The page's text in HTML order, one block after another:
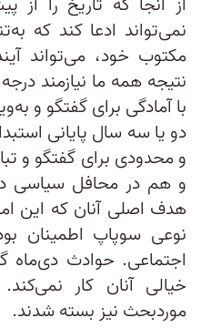
نمی‌تواند ادعا کند که
مکتوب خود، می‌تواند
نتیجه همه ما نیازمند
با آمادگی برای گفتگو و
دو یا سه سال پایانی
و محدودی برای گفتگو و
و هم در محافل سیاسی در
هدف اصلی آنان که این
نوعی سوپاپ اطمینان
اجتماعی. حوادث دی‌ماه
خیالی آنان کار
موردبحث نیز بسته شدند.